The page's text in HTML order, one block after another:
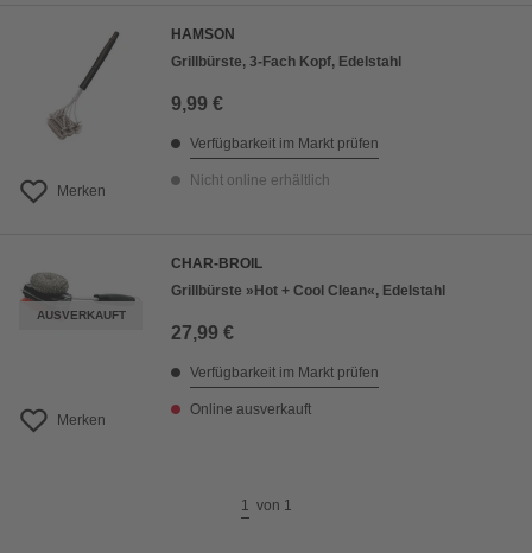
Merken
HAMSON
Grillbürste, 3-Fach Kopf, Edelstahl
9,99 €
Verfügbarkeit im Markt prüfen
Nicht online erhältlich
AUSVERKAUFT
Merken
CHAR-BROIL
Grillbürste »Hot + Cool Clean«, Edelstahl
27,99 €
Verfügbarkeit im Markt prüfen
Online ausverkauft
1 von 1